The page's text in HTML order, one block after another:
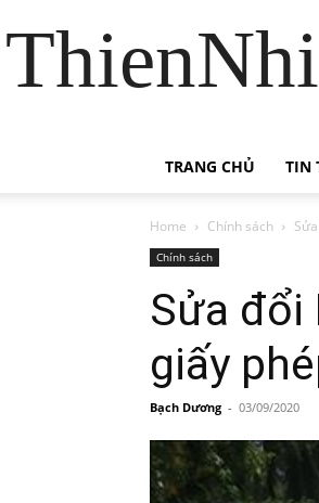
TRANG CHỦ TIN
Home Chính sách
Chính sách
Sửa đổi
giấy
Bạch Dương - 03/09/2020